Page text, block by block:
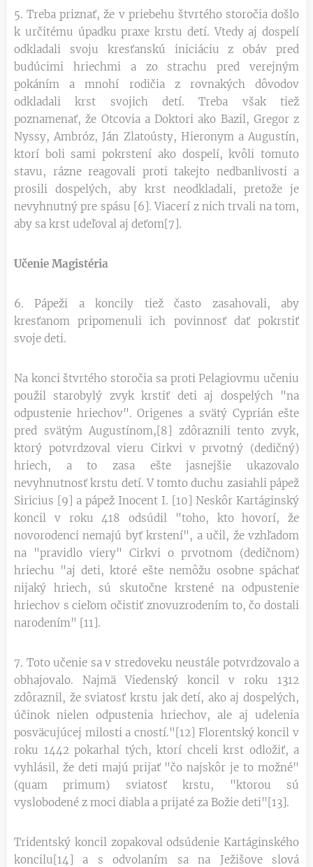
5. Treba priznať, že v priebehu štvrtého storočia došlo
k určitému úpadku praxe krstu detí. Vtedy aj dospelí
odkladali svoju kresťanskú iniciáciu z obáv pred
budúcimi hriechmi a zo strachu pred verejným
pokáním a mnohí rodičia z rovnakých dôvodov
odkladali krst svojich detí. Treba však tiež
poznamenať, že Otcovia a Doktori ako Bazil, Gregor z
Nyssy, Ambróz, Ján Zlatoústy, Hieronym a Augustín,
ktorí boli sami pokrstení ako dospelí, kvôli tomuto
stavu, rázne reagovali proti takejto nedbanlivosti a
prosili dospelých, aby krst neodkladali, pretože je
nevyhnutný pre spásu [6]. Viacerí z nich trvali na tom,
aby sa krst udeľoval aj deťom[7].
Učenie Magistéria
6. Pápeži a koncily tiež často zasahovali, aby
kresťanom pripomenuli ich povinnosť dať pokrstiť
svoje deti.
Na konci štvrtého storočia sa proti Pelagiovmu učeniu
použil starobylý zvyk krstiť deti aj dospelých "na
odpustenie hriechov". Origenes a svätý Cyprián ešte
pred svätým Augustínom,[8] zdôraznili tento zvyk,
ktorý potvrdzoval vieru Cirkvi v prvotný (dedičný)
hriech, a to zasa ešte jasnejšie ukazovalo
nevyhnutnosť krstu detí. V tomto duchu zasiahli pápež
Siricius [9] a pápež Inocent I. [10] Neskôr Kartáginský
koncil v roku 418 odsúdil "toho, kto hovorí, že
novorodenci nemajú byť krstení", a učil, že vzhľadom
na "pravidlo viery" Cirkvi o prvotnom (dedičnom)
hriechu "aj deti, ktoré ešte nemôžu osobne spáchať
nijaký hriech, sú skutočne krstené na odpustenie
hriechov s cieľom očistiť znovuzrodením to, čo dostali
narodením" [11].
7. Toto učenie sa v stredoveku neustále potvrdzovalo a
obhajovalo. Najmä Viedenský koncil v roku 1312
zdôraznil, že sviatosť krstu jak detí, ako aj dospelých,
účinok nielen odpustenia hriechov, ale aj udelenia
posväcujúcej milosti a cností."[12] Florentský koncil v
roku 1442 pokarhal tých, ktorí chceli krst odložiť, a
vyhlásil, že deti majú prijať "čo najskôr je to možné"
(quam primum) sviatosť krstu, "ktorou sú
vyslobodené z moci diabla a prijaté za Božie deti"[13].
Tridentský koncil zopakoval odsúdenie Kartáginského
koncilu[14] a s odvolaním sa na Ježišove slová